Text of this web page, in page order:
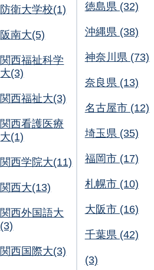
防衛大学校(1)
阪南大(5)
関西福祉科学
大(3)
関西福祉大(3)
関西看護医療
大(1)
関西学院大(11)
関西大(13)
関西外国語大
(3)
関西国際大(3)
徳島県 (32)
沖縄県 (38)
神奈川県 (73)
奈良県 (13)
名古屋市 (12)
埼玉県 (35)
福岡市 (17)
札幌市 (10)
大阪市 (16)
千葉県 (42)
(3)